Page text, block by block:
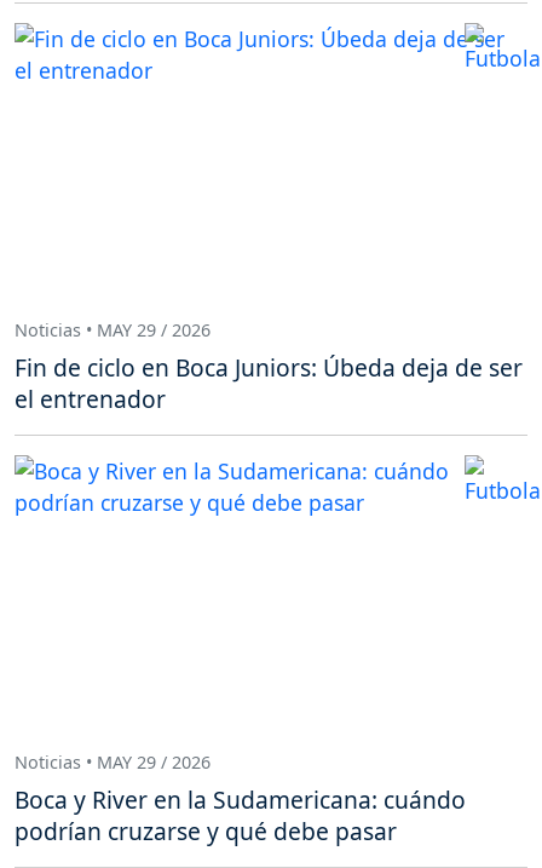
Noticias • MAY 29 / 2026
Fin de ciclo en Boca Juniors: Úbeda deja de ser
el entrenador
Noticias • MAY 29 / 2026
Boca y River en la Sudamericana: cuándo
podrían cruzarse y qué debe pasar